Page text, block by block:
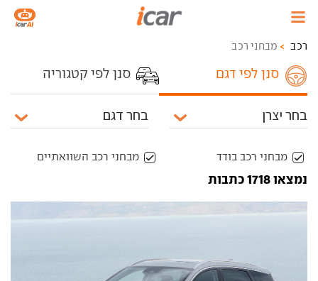
רכב מבחני רכב
סנן לפי דגם סנן לפי קטגוריה
מבחני רכב בודד מבחני רכב השוואתיים
נמצאו 1718 כתבות